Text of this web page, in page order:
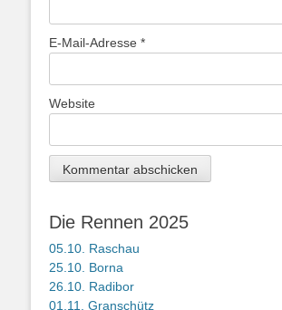
E-Mail-Adresse *
Website
Die Rennen 2025
05.10. Raschau
25.10. Borna
26.10. Radibor
01.11. Granschütz